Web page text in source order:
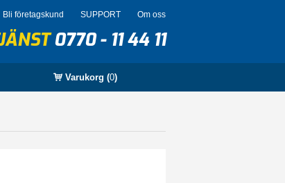
Bli företagskund SUPPORT Om oss
0770 - 11 44 11
Varukorg (0)